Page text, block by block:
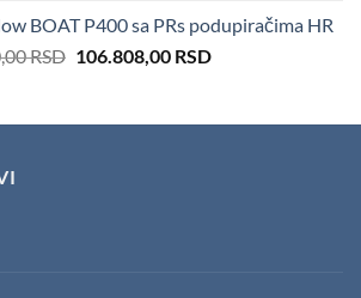
166.600,00 RSD.151.410,00 RSD.
BOAT P400 sa PRs podupiračima HR
RSD Original
134.850,00 RSD.
106.808,00 RSDCurrent
106.808,00 RSD.